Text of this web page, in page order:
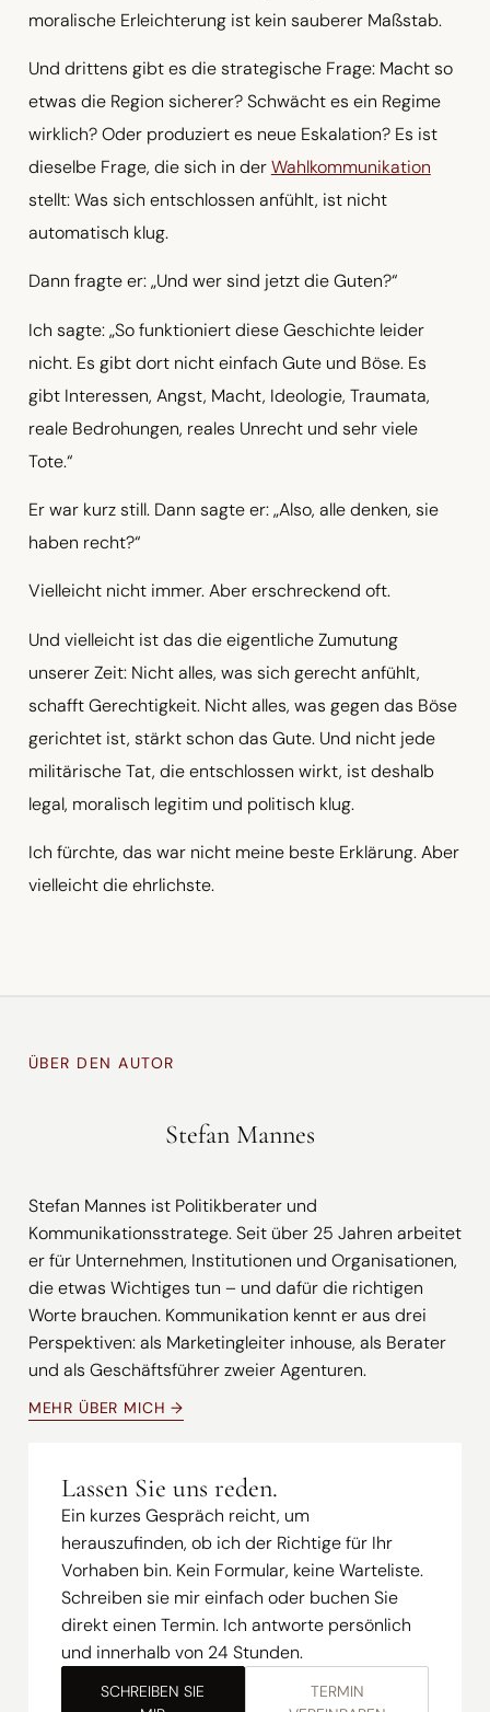
moralische Erleichterung ist kein sauberer Maßstab.
Und drittens gibt es die strategische Frage: Macht so
etwas die Region sicherer? Schwächt es ein Regime
wirklich? Oder produziert es neue Eskalation? Es ist
dieselbe Frage, die sich in derWahlkommunikation
stellt: Was sich entschlossen anfühlt, ist nicht
automatisch klug.
Dann fragte er: „Und wer sind jetzt die Guten?“
Ich sagte: „So funktioniert diese Geschichte leider
nicht. Es gibt dort nicht einfach Gute und Böse. Es
gibt Interessen, Angst, Macht, Ideologie, Traumata,
reale Bedrohungen, reales Unrecht und sehr viele
Tote.“
Er war kurz still. Dann sagte er: „Also, alle denken, sie
haben recht?“
Vielleicht nicht immer. Aber erschreckend oft.
Und vielleicht ist das die eigentliche Zumutung
unserer Zeit: Nicht alles, was sich gerecht anfühlt,
schafft Gerechtigkeit. Nicht alles, was gegen das Böse
gerichtet ist, stärkt schon das Gute. Und nicht jede
militärische Tat, die entschlossen wirkt, ist deshalb
legal, moralisch legitim und politisch klug.
Ich fürchte, das war nicht meine beste Erklärung. Aber
vielleicht die ehrlichste.
ÜBER DEN AUTOR
Stefan Mannes
Stefan Mannes ist Politikberater und
Kommunikationsstratege. Seit über 25 Jahren arbeitet
er für Unternehmen, Institutionen und Organisationen,
die etwas Wichtiges tun – und dafür die richtigen
Worte brauchen. Kommunikation kennt er aus drei
Perspektiven: als Marketingleiter inhouse, als Berater
und als Geschäftsführer zweier Agenturen.
MEHR ÜBER MICH →
Lassen Sie uns reden.
Ein kurzes Gespräch reicht, um
herauszufinden, ob ich der Richtige für Ihr
Vorhaben bin. Kein Formular, keine Warteliste.
Schreiben sie mir einfach oder buchen Sie
direkt einen Termin. Ich antworte persönlich
und innerhalb von 24 Stunden.
SCHREIBEN SIE
TERMIN